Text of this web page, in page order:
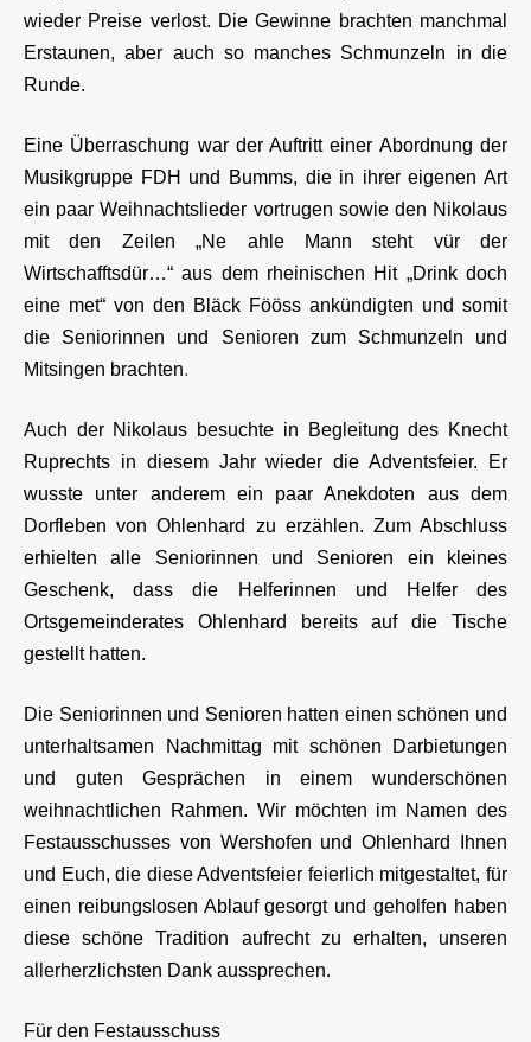
wieder Preise verlost. Die Gewinne brachten manchmal
Erstaunen, aber auch so manches Schmunzeln in die
Runde.
Eine Überraschung war der Auftritt einer Abordnung der
Musikgruppe FDH und Bumms, die in ihrer eigenen Art
ein paar Weihnachtslieder vortrugen sowie den Nikolaus
mit den Zeilen „Ne ahle Mann steht vür der
Wirtschafftsdür…“ aus dem rheinischen Hit „Drink doch
eine met“ von den Bläck Fööss ankündigten und somit
die Seniorinnen und Senioren zum Schmunzeln und
Mitsingen brachten.
Auch der Nikolaus besuchte in Begleitung des Knecht
Ruprechts in diesem Jahr wieder die Adventsfeier. Er
wusste unter anderem ein paar Anekdoten aus dem
Dorfleben von Ohlenhard zu erzählen. Zum Abschluss
erhielten alle Seniorinnen und Senioren ein kleines
Geschenk, dass die Helferinnen und Helfer des
Ortsgemeinderates Ohlenhard bereits auf die Tische
gestellt hatten.
Die Seniorinnen und Senioren hatten einen schönen und
unterhaltsamen Nachmittag mit schönen Darbietungen
und guten Gesprächen in einem wunderschönen
weihnachtlichen Rahmen. Wir möchten im Namen des
Festausschusses von Wershofen und Ohlenhard Ihnen
und Euch, die diese Adventsfeier feierlich mitgestaltet, für
einen reibungslosen Ablauf gesorgt und geholfen haben
diese schöne Tradition aufrecht zu erhalten, unseren
allerherzlichsten Dank aussprechen.
Für den Festausschuss